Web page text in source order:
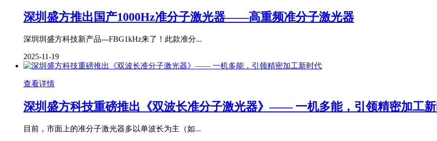
深圳盛方推出国产1000Hz准分子激光器——高重频准分子激光器
深圳圳盛方科技新产品---FBG1kHz来了！此款准分...
2025-11-19
查看详情
深圳盛方科技重磅推出《双波长准分子激光器》—— 一机多能，引领精密加工
目前，市面上的准分子激光器多以单波长为主（如...